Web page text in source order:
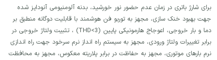
برای شارژ باتری در زمان عدم حضور نور خورشید، بدنه آلومنیومی آنودایز شده
جهت بهبود خنک سازی، مجهز به توربو فن هوشمند با قابلیت دوگانه منطبق بر
دما و بار خروجی، اعوجاج هارمونیکی پایین (THD<3) ، تثبیت ولتاژ خروجی در
برابر تغییرات ولتاژ ورودی، مجهز به سیستم راه انداز نرم سرخود جهت راه اندازی
نرم بارهای موتوری، مجهز به حفاظت در برابر پلاریته معکوس، مجهز به محافظت